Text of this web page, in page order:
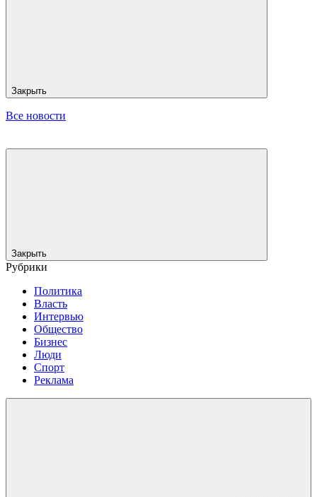
Закрыть
Все новости
Закрыть
Рубрики
Политика
Власть
Интервью
Общество
Бизнес
Люди
Спорт
Реклама